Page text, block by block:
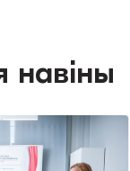
навіны